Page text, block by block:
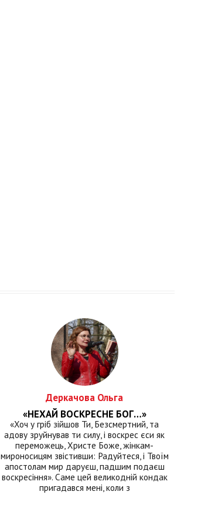
Деркачова Ольга
«НЕХАЙ ВОСКРЕСНЕ БОГ…»
«Хоч у гріб зійшов Ти, Безсмертний, та
адову зруйнував ти силу, і воскрес єси як
переможець, Христе Боже, жінкам-
мироносицям звістивши: Радуйтеся, і Твоїм
апостолам мир даруєш, падшим подаєш
воскресіння». Саме цей великодній кондак
пригадався мені, коли з